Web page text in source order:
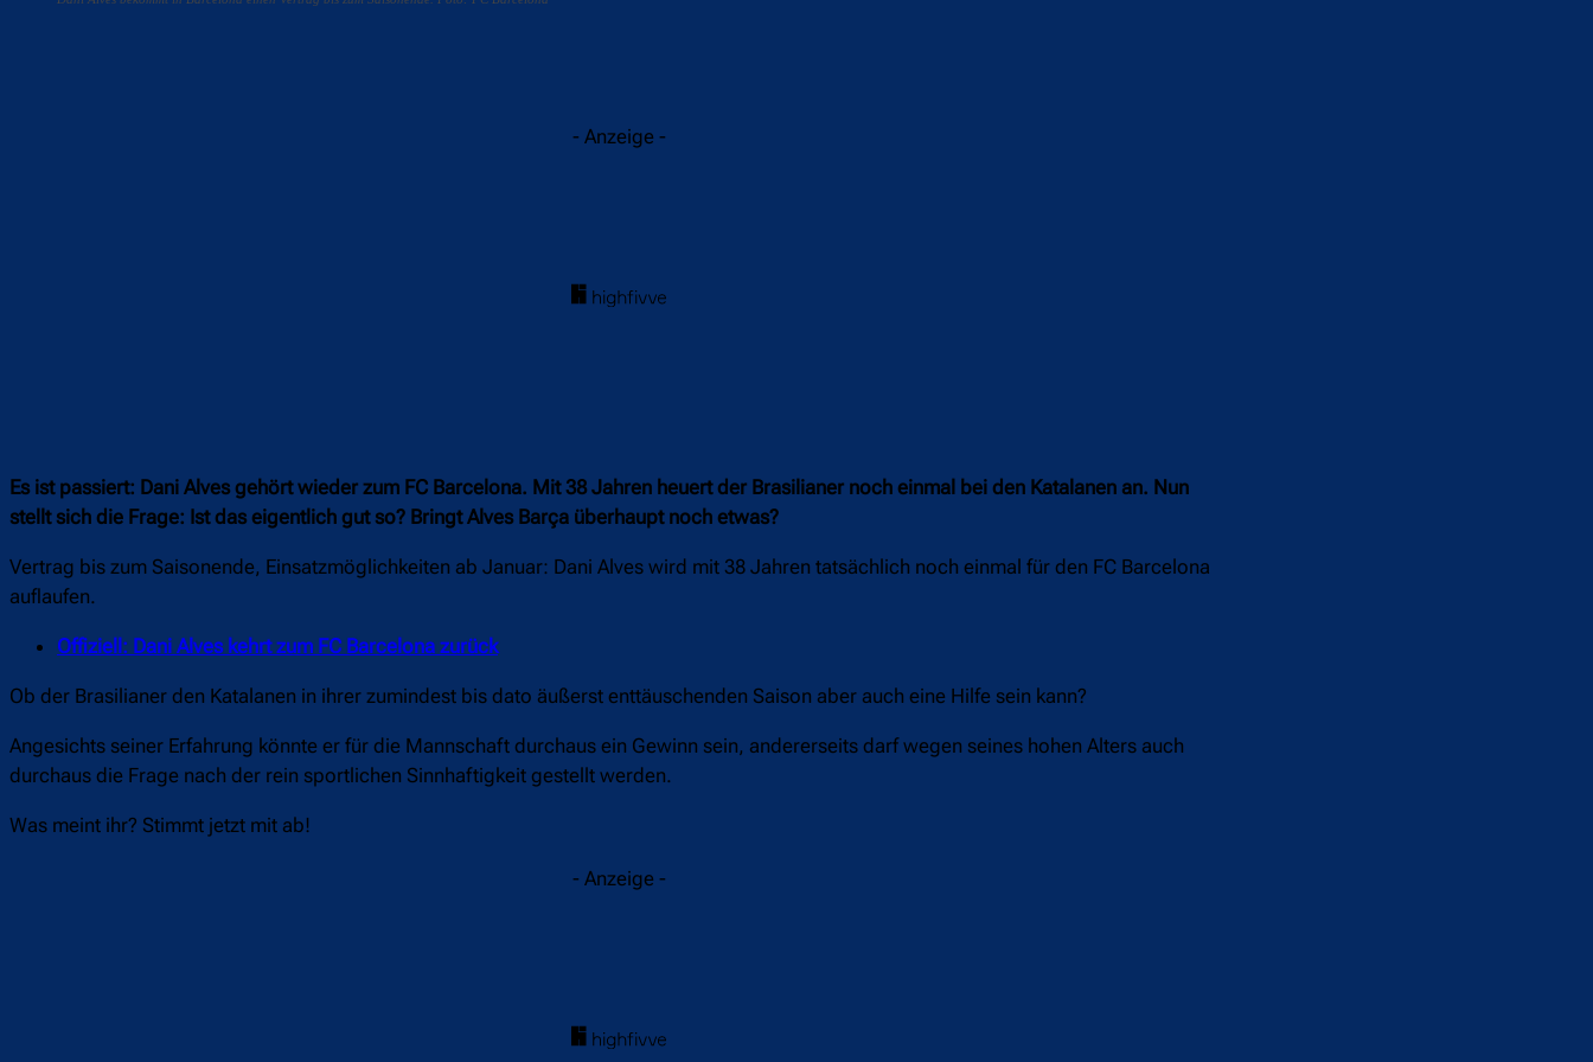
- Anzeige -
Es ist passiert: Dani Alves gehört wieder zum FC Barcelona. Mit 38 Jahren heuert der Brasilianer noch einmal bei den Katalanen an. Nun
stellt sich die Frage: Ist das eigentlich gut so? Bringt Alves Barça überhaupt noch etwas?
Vertrag bis zum Saisonende, Einsatzmöglichkeiten ab Januar: Dani Alves wird mit 38 Jahren tatsächlich noch einmal für den FC Barcelona
auflaufen.
Offiziell: Dani Alves kehrt zum FC Barcelona zurück
Ob der Brasilianer den Katalanen in ihrer zumindest bis dato äußerst enttäuschenden Saison aber auch eine Hilfe sein kann?
Angesichts seiner Erfahrung könnte er für die Mannschaft durchaus ein Gewinn sein, andererseits darf wegen seines hohen Alters auch
durchaus die Frage nach der rein sportlichen Sinnhaftigkeit gestellt werden.
Was meint ihr? Stimmt jetzt mit ab!
- Anzeige -